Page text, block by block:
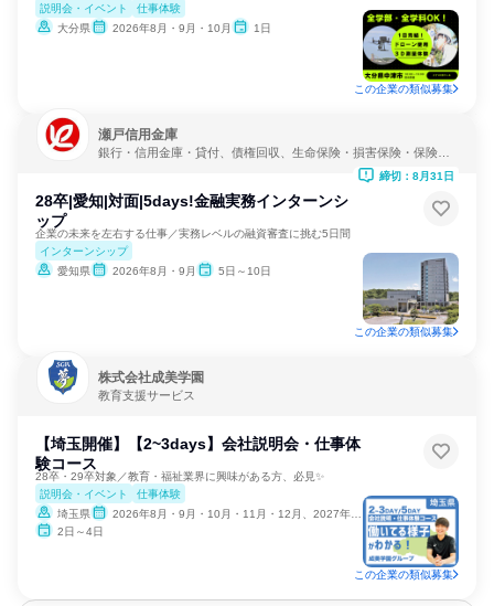
説明会・イベント
仕事体験
大分県
2026年8月・9月・10月 1日
この企業の類似募集
瀬戸信用金庫
銀行・信用金庫・貸付、債権回収、生命保険・損害保険・保険サ
28卒|愛知|対面|5days!金融実務インターンシ
ップ
企業の未来を左右する仕事／実務レベルの融資審査に挑む5日間
インターンシップ
愛知県
2026年8月・9月 5日～10日
締切：8月31日
この企業の類似募集
株式会社成美学園
教育支援サービス
【埼玉開催】【2~3days】会社説明会・仕事体
験コース
28卒・29卒対象／教育・福祉業界に興味がある方、必見✨
説明会・イベント
仕事体験
埼玉県
2026年8月・9月・10月・11月・12月、2027年1月
2日～4日
この企業の類似募集